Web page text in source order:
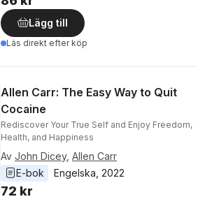
Lägg till
Läs direkt efter köp
Allen Carr: The Easy Way to Quit
Cocaine
Rediscover Your True Self and Enjoy Freedom,
Health, and Happiness
Av John Dicey, Allen Carr
E-bok
Engelska 2022
72 kr